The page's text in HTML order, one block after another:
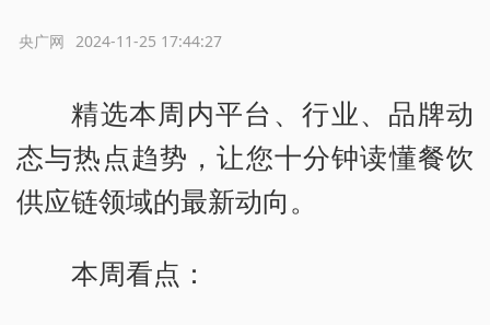
2024-11-25 17:44:27
央广网
精选本周内平台、行业、品牌动
态与热点趋势，让您十分钟读懂餐饮
供应链领域的最新动向。
本周看点：